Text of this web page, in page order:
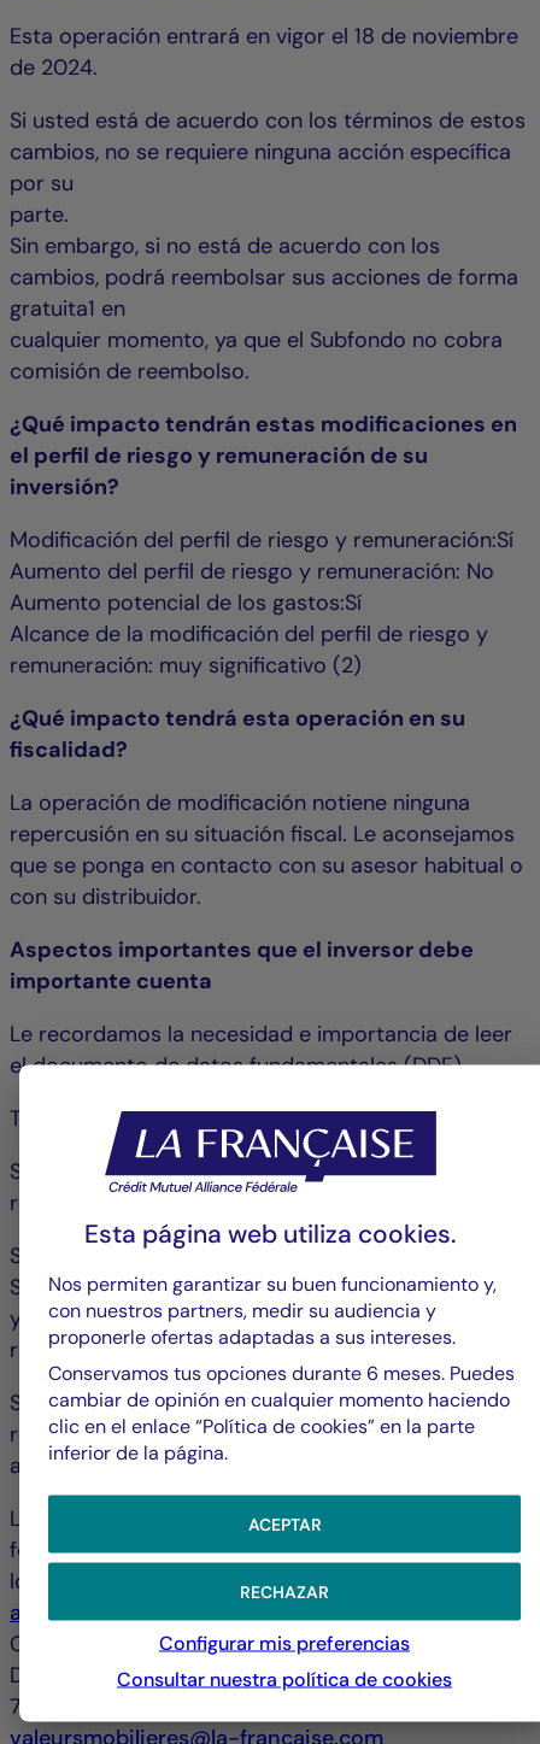
Esta operación entrará en vigor el 18 de noviembre
de 2024.
Si usted está de acuerdo con los términos de estos
cambios, no se requiere ninguna acción específica
por su
parte.
Sin embargo, si no está de acuerdo con los
cambios, podrá reembolsar sus acciones de forma
gratuita1 en
cualquier momento, ya que el Subfondo no cobra
comisión de reembolso.
¿Qué impacto tendrán estas modificaciones en
el perfil de riesgo y remuneración de su
inversión?
Modificación del perfil de riesgo y remuneración:Sí
Aumento del perfil de riesgo y remuneración: No
Aumento potencial de los gastos:Sí
Alcance de la modificación del perfil de riesgo y
remuneración: muy significativo (2)
¿Qué impacto tendrá esta operación en su
fiscalidad?
La operación de modificación notiene ninguna
repercusión en su situación fiscal. Le aconsejamos
que se ponga en contacto con su asesor habitual o
con su distribuidor.
Aspectos importantes que el inversor debe
importante cuenta
Le recordamos la necesidad e importancia de leer
el documento de datos fundamentales (DDF).
Tiene las siguientes opciones:
Si está conforme con la modificación: no se
requiere ninguna acción por su parte.
Si no está conforme con el cambio: puede salir del
Subfondo en cualquier momento de forma gratuita,
ya que el Subfondo no cobra comisiones de
reembolso.
Si no está seguro sobre la operación, le
recomendamos que se ponga en contacto con su
asesor o distribuidor.
Los documentos de datos fundamentales y el
folleto del Subfondo se encuentran disponibles en
los sitios web
www.creditmutuel-
am.euy/owww.la-francaise.como a través de :
CREDIT MUTUEL ASSET MANAGEMENT -
Département Marketing - 128 boulevard Raspail-
75006 PARÍS o correo electrónico :
valeursmobilieres@la-francaise.com
Esta página web utiliza cookies.
Nos permiten garantizar su buen funcionamiento y,
con nuestros partners, medir su audiencia y
proponerle ofertas adaptadas a sus intereses.
Conservamos tus opciones durante 6 meses. Puedes
cambiar de opinión en cualquier momento haciendo
clic en el enlace “Política de cookies” en la parte
inferior de la página.
ACEPTAR
RECHAZAR
Configurar mis preferencias
Consultar nuestra política decookies